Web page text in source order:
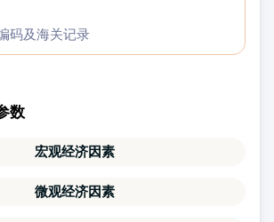
码及海关记录
数
宏观经济因素
微观经济因素